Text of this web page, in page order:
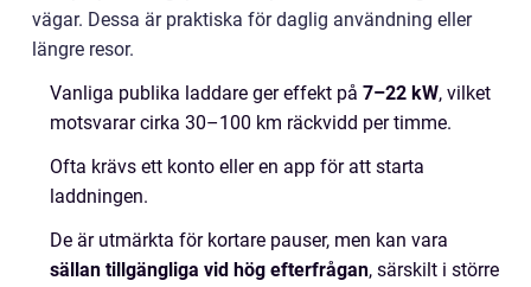
vägar. Dessa är praktiska för daglig användning eller
längre resor.
Vanliga publika laddare ger effekt på 7–22 kW, vilket
motsvarar cirka 30–100 km räckvidd per timme.
Ofta krävs ett konto eller en app för att starta
laddningen.
De är utmärkta för kortare pauser, men kan vara
sällan tillgängliga vid hög efterfrågan, särskilt i större